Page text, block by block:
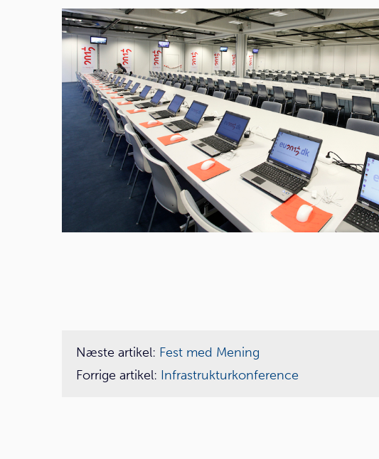
Næste artikel: Fest med Mening
Forrige artikel: Infrastrukturkonference